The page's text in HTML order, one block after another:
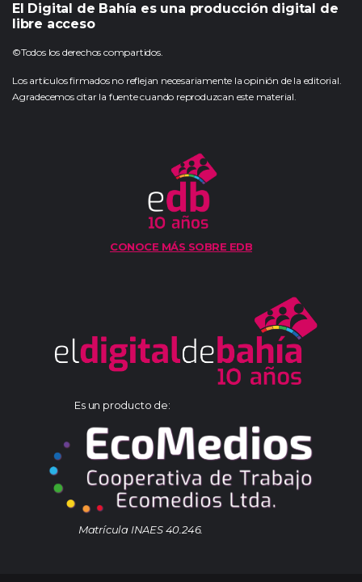
El Digital de Bahía es una producción digital de
libre acceso
©Todos los derechos compartidos.
Los artículos firmados no reflejan necesariamente la opinión de la editorial.
Agradecemos citar la fuente cuando reproduzcan este material.
CONOCE MÁS SOBRE EDB
Es un producto de:
Matrícula INAES 40.246.